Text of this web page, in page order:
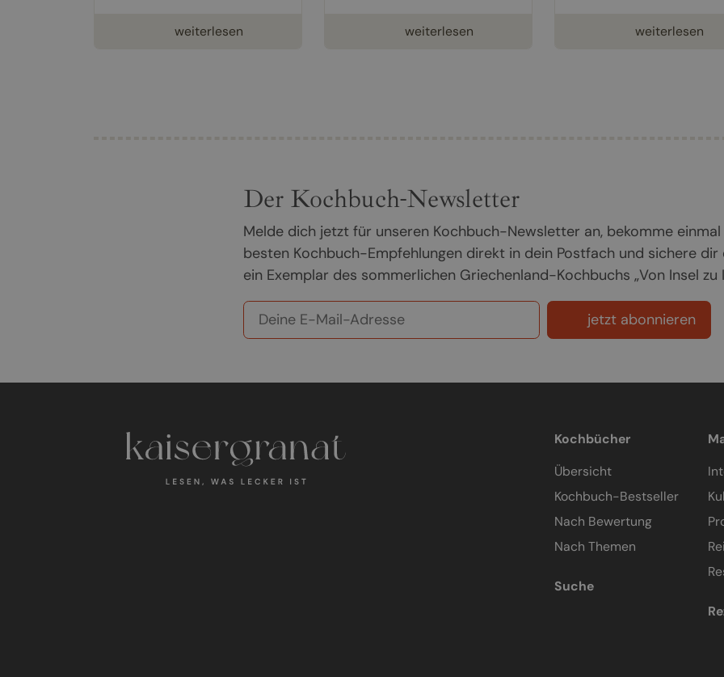
weiterlesen weiterlesen weiterlesen
Der Kochbuch-Newsletter
Melde dich jetzt für unseren Kochbuch-Newsletter an, bekomme
besten Kochbuch-Empfehlungen direkt in dein Postfach und sichere dir
ein Exemplar des sommerlichen Griechenland-Kochbuchs „Von Insel zu
jetzt abonnieren
Kochbücher
Übersicht
Kochbuch-Bestseller
Nach Bewertung
Nach Themen
Suche